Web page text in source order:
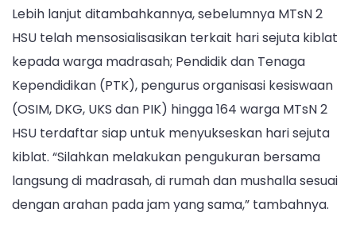
Lebih lanjut ditambahkannya, sebelumnya MTsN 2
HSU telah mensosialisasikan terkait hari sejuta kiblat
kepada warga madrasah; Pendidik dan Tenaga
Kependidikan (PTK), pengurus organisasi kesiswaan
(OSIM, DKG, UKS dan PIK) hingga 164 warga MTsN 2
HSU terdaftar siap untuk menyukseskan hari sejuta
kiblat. “Silahkan melakukan pengukuran bersama
langsung di madrasah, di rumah dan mushalla sesuai
dengan arahan pada jam yang sama,” tambahnya.